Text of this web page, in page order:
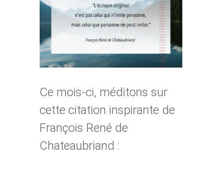
agrandie
Ce mois-ci, méditons sur
cette citation inspirante de
François René de
Chateaubriand :